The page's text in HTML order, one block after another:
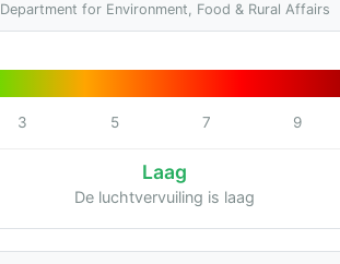
Department for Environment, Food & Rural Affairs
3 5 7 9
Laag
De luchtvervuiling is laag